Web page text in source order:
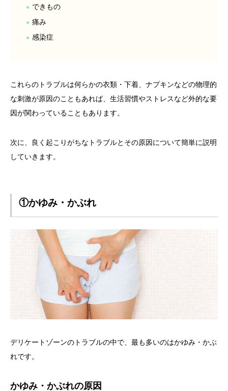
できもの
痛み
感染症
これらのトラブルは何らかの衣類・下着、ナプキンなどの物理的
な刺激が原因のこともあれば、生活習慣やストレスなど外的な要
因が関わっていることもあります。
次に、良く起こりがちなトラブルとその原因について簡単に説明
していきます。
①かゆみ・かぶれ
デリケートゾーンのトラブルの中で、最も多いのはかゆみ・かぶ
れです。
かゆみ・かぶれの原因